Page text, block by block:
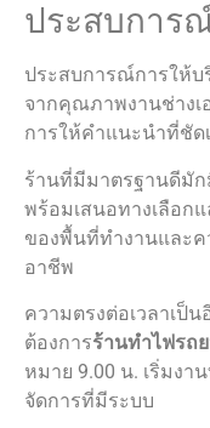
ประสบการ
ประสบการณ์การให้
จากคุณภาพงานช่างเ
การให้คำแนะนำที่ชัด
ร้านที่มีมาตรฐานดีมัก
พร้อมเสนอทางเลือก
ของพื้นที่ทำงานและค
อาชีพ
ความตรงต่อเวลาเป็
ต้องการร้านทําไฟรถ
หมาย 9.00 น. เริ่มงา
จัดการที่มีระบบ